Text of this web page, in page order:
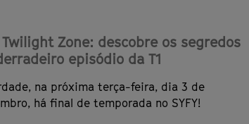
Twilight Zone: descobre os segredos
episódio da T1
na próxima terça-feira, dia 3 de
há final de temporada no SYFY!